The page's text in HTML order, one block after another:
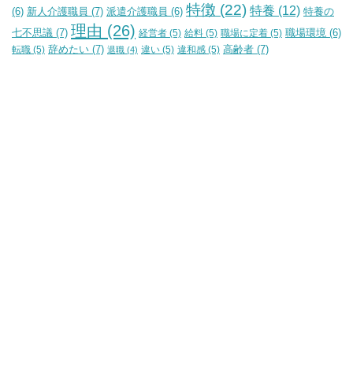
(6) 新人介護職員 (7) 派遣介護職員 (6) 特徴 (22) 特養 (12) 特養の
七不思議 (7) 理由 (26) 経営者 (5) 給料 (5) 職場に定着 (5) 職場環境 (6)
転職 (5) 辞めたい (7) 退職 (4) 違い (5) 違和感 (5) 高齢者 (7)